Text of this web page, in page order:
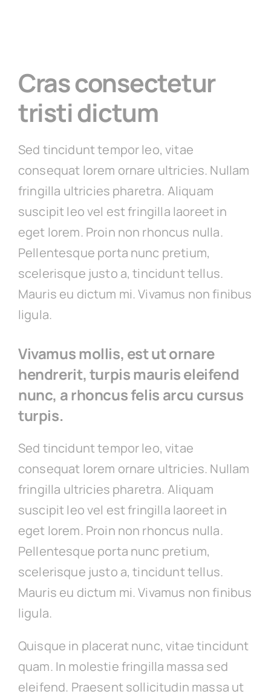
Cras consectetur
tristi dictum
Sed tincidunt tempor leo, vitae
consequat lorem ornare ultricies. Nullam
fringilla ultricies pharetra. Aliquam
suscipit leo vel est fringilla laoreet in
eget lorem. Proin non rhoncus nulla.
Pellentesque porta nunc pretium,
scelerisque justo a, tincidunt tellus.
Mauris eu dictum mi. Vivamus non finibus
ligula.
Vivamus mollis, est ut ornare
hendrerit, turpis mauris eleifend
nunc, a rhoncus felis arcu cursus
turpis.
Sed tincidunt tempor leo, vitae
consequat lorem ornare ultricies. Nullam
fringilla ultricies pharetra. Aliquam
suscipit leo vel est fringilla laoreet in
eget lorem. Proin non rhoncus nulla.
Pellentesque porta nunc pretium,
scelerisque justo a, tincidunt tellus.
Mauris eu dictum mi. Vivamus non finibus
ligula.
Quisque in placerat nunc, vitae tincidunt
quam. In molestie fringilla massa sed
eleifend. Praesent sollicitudin massa ut